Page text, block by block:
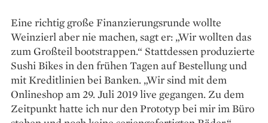
Eine richtig große Finanzierungsrunde wollte
Weinzierl aber nie machen, sagt er: „Wir ­wollten das
zum Großteil bootstrappen.“ Stattdessen produzierte
Sushi Bikes in den frühen Tagen auf ­Bestellung und
mit Kreditlinien bei Banken. „Wir sind mit dem
Onlineshop am 29. Juli 2019 live gegangen. Zu dem
Zeitpunkt hatte ich nur den Proto­typ bei mir im Büro